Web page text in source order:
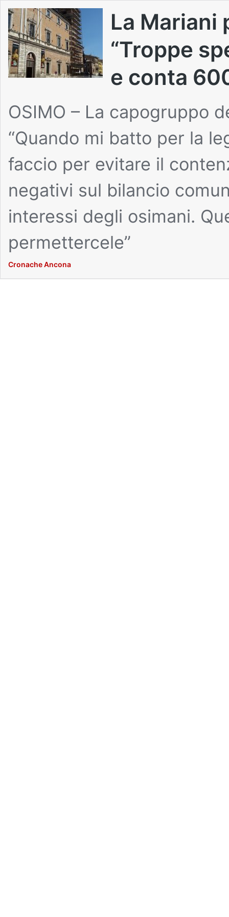
La Mariani
“Troppe
e conta
OSIMO – La capogruppo
“Quando mi batto per la
faccio per evitare il
negativi sul bilancio
interessi degli osimani.
permettercele”
Cronache Ancona